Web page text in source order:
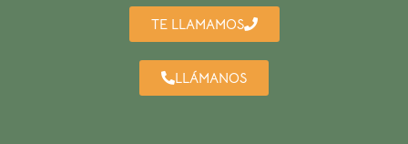
TE LLAMAMOS
LLÁMANOS